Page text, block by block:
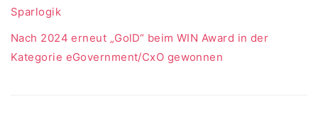
Sparlogik
Nach 2024 erneut „GolD“ beim WIN Award in der
Kategorie eGovernment/CxO gewonnen